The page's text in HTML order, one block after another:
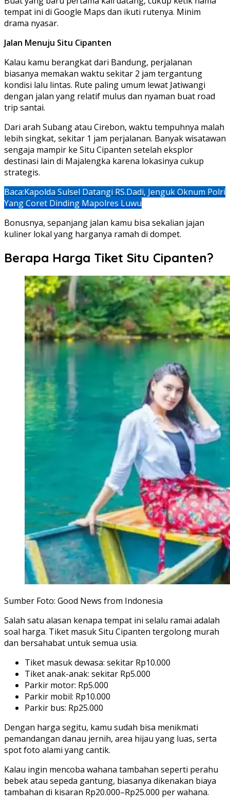
tempat ini di Google Maps dan ikuti rutenya. Minim
drama nyasar.
Jalan Menuju Situ Cipanten
Kalau kamu berangkat dari Bandung, perjalanan
biasanya memakan waktu sekitar 2 jam tergantung
kondisi lalu lintas. Rute paling umum lewat Jatiwangi
dengan jalan yang relatif mulus dan nyaman buat road
trip santai.
Dari arah Subang atau Cirebon, waktu tempuhnya malah
lebih singkat, sekitar 1 jam perjalanan. Banyak wisatawan
sengaja mampir ke Situ Cipanten setelah eksplor
destinasi lain di Majalengka karena lokasinya cukup
strategis.
Baca:Kapolda Sulsel Datangi RS.Dadi, Jenguk Oknum Polri
Yang Coret Dinding Mapolres Luwu
Bonusnya, sepanjang jalan kamu bisa sekalian jajan
kuliner lokal yang harganya ramah di dompet.
Berapa Harga Tiket Situ Cipanten?
Sumber Foto: Good News from Indonesia
Salah satu alasan kenapa tempat ini selalu ramai adalah
soal harga. Tiket masuk Situ Cipanten tergolong murah
dan bersahabat untuk semua usia.
Tiket masuk dewasa: sekitar Rp10.000
Tiket anak-anak: sekitar Rp5.000
Parkir motor: Rp5.000
Parkir mobil: Rp10.000
Parkir bus: Rp25.000
Dengan harga segitu, kamu sudah bisa menikmati
pemandangan danau jernih, area hijau yang luas, serta
spot foto alami yang cantik.
Kalau ingin mencoba wahana tambahan seperti perahu
bebek atau sepeda gantung, biasanya dikenakan biaya
tambahan di kisaran Rp20.000–Rp25.000 per wahana.